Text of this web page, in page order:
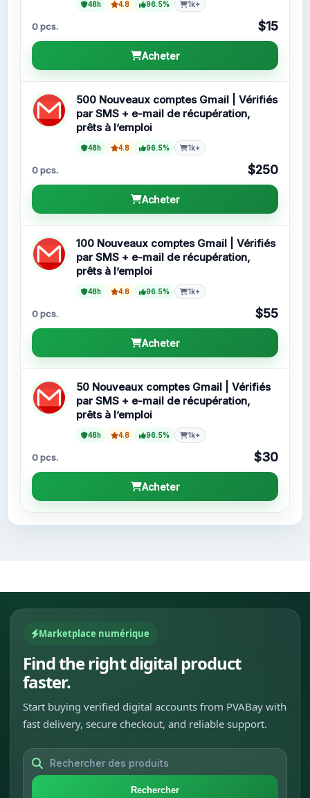
48h 4.8 96.5% 1k+
0 pcs. $15
Acheter
500 Nouveaux comptes Gmail | Vérifiés
par SMS + e-mail de récupération,
prêts à l’emploi
48h 4.8 96.5% 1k+
0 pcs. $250
Acheter
100 Nouveaux comptes Gmail | Vérifiés
par SMS + e-mail de récupération,
prêts à l’emploi
48h 4.8 96.5% 1k+
0 pcs. $55
Acheter
50 Nouveaux comptes Gmail | Vérifiés
par SMS + e-mail de récupération,
prêts à l’emploi
48h 4.8 96.5% 1k+
0 pcs. $30
Acheter
Marketplace numérique
Find the right digital product
faster.
Start buying verified digital accounts from PVABay with
fast delivery, secure checkout, and reliable support.
Rechercher